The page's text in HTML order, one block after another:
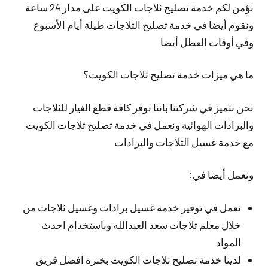
نؤمن لكم خدمة تصليح ثلاجات الكويت على مدار 24 ساعة
ونقوم أيضا في خدمة تصليح الثلاجات طيلة أيام الأسبوع
وفي أوقات العطل أيضا
ما هي ميزات خدمة تصليح ثلاجات الكويت؟
نحن نتميز في شركتنا باننا نوفر كافة قطع الغيار للثلاجات
والبرادات الهوائية ونعمل في خدمة تصليح ثلاجات الكويت
مع خدمة غسيل الثلاجات والبرادات
ونعمل أيضا في:
نعمل في توفير خدمة غسيل برادات وغسيل ثلاجات من
خلال معلم ثلاجات سعد العبدالله وباستخدام احدث
المواد
لدينا خدمة تصليح ثلاجات الكويت بخبرة افضل فريق